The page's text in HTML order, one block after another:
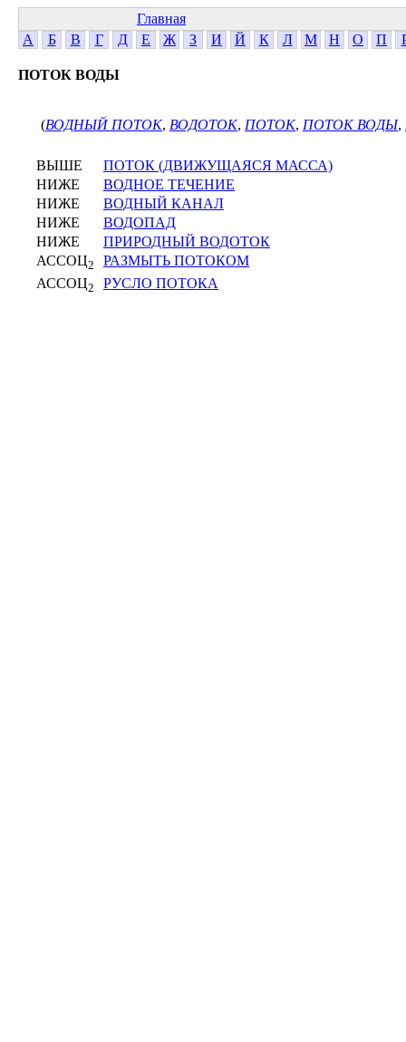
Главная
А
Б В Г Д Е Ж З И Й К Л М Н О П
ПОТОК ВОДЫ
(ВОДНЫЙ ПОТОК, ВОДОТОК, ПОТОК, ПОТОК ВОДЫ,
ВЫШЕ
ПОТОК (ДВИЖУЩАЯСЯ МАССА)
НИЖЕ
ВОДНОЕ ТЕЧЕНИЕ
НИЖЕ
ВОДНЫЙ КАНАЛ
НИЖЕ
ВОДОПАД
НИЖЕ
ПРИРОДНЫЙ ВОДОТОК
АССОЦ2
РАЗМЫТЬ ПОТОКОМ
АССОЦ2 РУСЛО ПОТОКА